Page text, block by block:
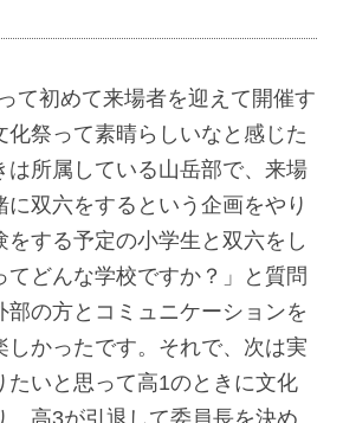
て初めて来場者を迎えて開催す
化祭って素晴らしいなと感じた
は所属している山岳部で、来場
に双六をするという企画をやり
をする予定の小学生と双六をし
てどんな学校ですか？」と質問
部の方とコミュニケーションを
しかったです。それで、次は実
たいと思って高1のときに文化
、高3が引退して委員長を決め